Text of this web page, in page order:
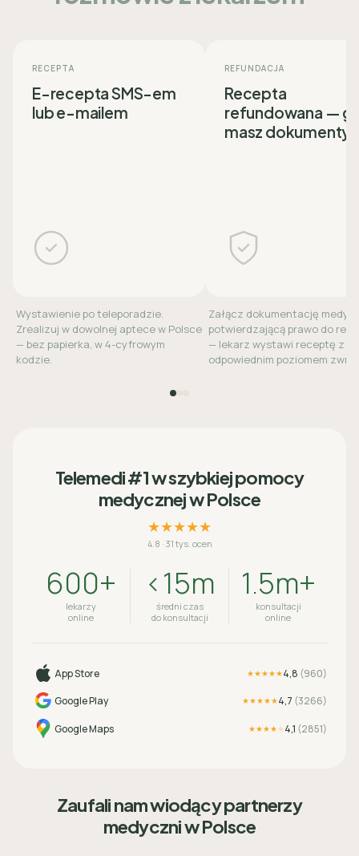
RECEPTA
E-recepta SMS-em
lub e-mailem
Wystawienie po teleporadzie.
Zrealizuj w dowolnej aptece w Polsce
— bez papierka, w 4-cyfrowym
kodzie.
REFUNDACJA
Recepta
refundowana —
masz dokumenty
Załącz dokumentację
potwierdzającą prawo do
— lekarz wystawi receptę z
odpowiednim poziomem
Telemedi #1 w szybkiej pomocy
medycznej w Polsce
★★★★★
4.8 · 31 tys. ocen
600+
lekarzy
online
<15m
średni czas
do konsultacji
1.5m+
konsultacji
online
App Store ★★★★★4,8 (960)
Google Play
★★★★★4,7 (3266)
Google Maps ★★★★★4,1 (2851)
Zaufali nam wiodący partnerzy
medyczni w Polsce